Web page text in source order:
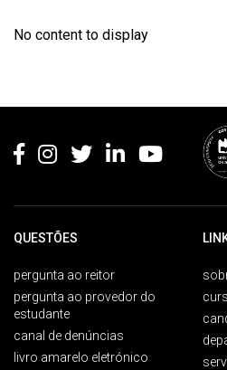
No content to display
QUESTÕES
pergunta ao reitor
pergunta ao provedor do
estudante
canal de denúncias
livro amarelo eletrónico